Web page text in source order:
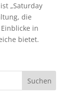
„Saturday
die
in
bietet.